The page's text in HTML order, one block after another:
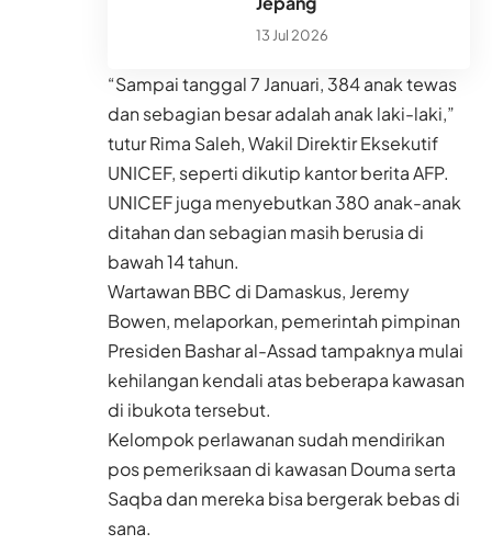
13 Jul 2026
“Sampai tanggal 7 Januari, 384 anak tewas
dan sebagian besar adalah anak laki-laki,”
tutur Rima Saleh, Wakil Direktir Eksekutif
UNICEF, seperti dikutip kantor berita AFP.
UNICEF juga menyebutkan 380 anak-anak
ditahan dan sebagian masih berusia di
bawah 14 tahun.
Wartawan BBC di Damaskus, Jeremy
Bowen, melaporkan, pemerintah pimpinan
Presiden Bashar al-Assad tampaknya mulai
kehilangan kendali atas beberapa kawasan
di ibukota tersebut.
Kelompok perlawanan sudah mendirikan
pos pemeriksaan di kawasan Douma serta
Saqba dan mereka bisa bergerak bebas di
sana.